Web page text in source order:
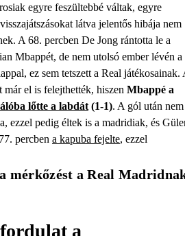
egyre feszültebbé váltak, egyre
látva jelentős hibája nem
A 68. percben De Jong rántotta le a
Mbappét, de nem utolsó ember lévén a
ez sem tetszett a Real játékosainak.
már el is felejthették, hiszen Mbappé a
lőtte a labdát (1-1). A gól után nem
ezzel pedig éltek is a madridiak, és
percben a kapuba fejelte, ezzel
mérkőzést a Real
a